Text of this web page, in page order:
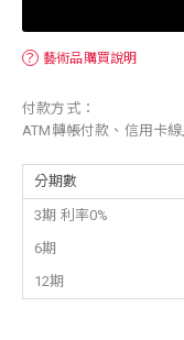
？ 藝術品購買說明
付款方式：
ATM轉帳付款、信用卡
分期數
3期 利率0%
6期
12期